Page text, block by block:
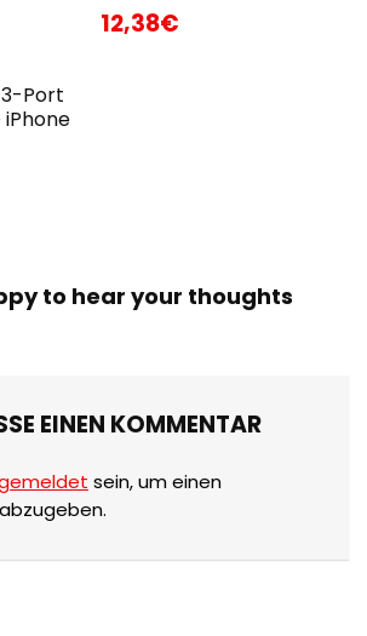
Port
iPhone
12,38€
to hear your thoughts
EINEN KOMMENTAR
sein, um einen